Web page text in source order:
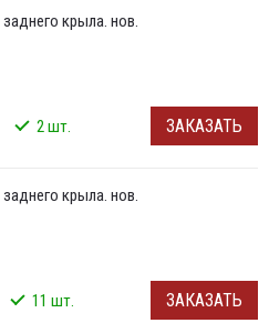
крыла. нов.
2 шт. ЗАКАЗАТЬ
крыла. нов.
11 шт. ЗАКАЗАТЬ